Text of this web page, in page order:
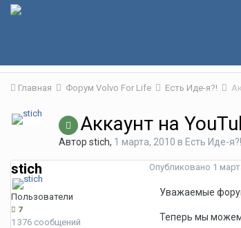
Главная Форум Volvo For Life Есть Иде-я?!
Аккаунт на
Автор stich, 1 марта, 2010 в Есть Иде-я?!
stich
Пользователи
7
1 376 сообщений
Опубликовано 1
Уважаемые
Теперь мы можем